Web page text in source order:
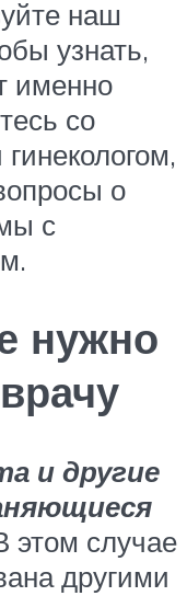
наш
узнать,
именно
со
о
с
нужно
и другие
этом случае
другими